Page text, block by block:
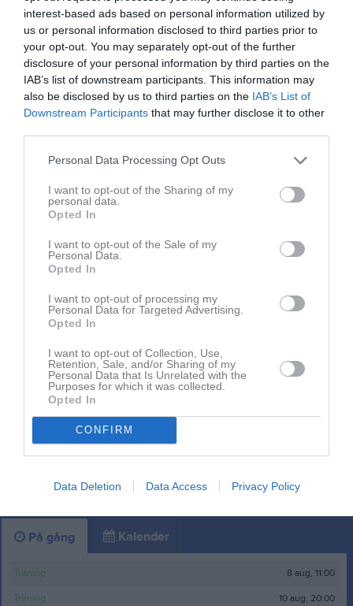
interest-based ads based on personal information utilized by
us or personal information disclosed to third parties prior to
your opt-out. You may separately opt-out of the further
disclosure of your personal information by third parties on the
IAB’s list of downstream participants. This information may
also be disclosed by us to third parties on the IAB’s List of
Downstream Participants that may further disclose it to other
Personal Data Processing Opt Outs
I want to opt-out of the Sharing of my
personal data.
Opted In
I want to opt-out of the Sale of my
Personal Data.
Opted In
I want to opt-out of processing my
Personal Data for Targeted Advertising.
Opted In
I want to opt-out of Collection, Use,
Retention, Sale, and/or Sharing of my
Personal Data that Is Unrelated with the
Purposes for which it was collected.
Opted In
CONFIRM
Data Deletion Data Access Privacy Policy
Senast uppladdade video
Spelövning i December
Spel på mindre yta, lekfullt.
Senast uppdaterade album
Spelbilder
På gång Kalender
Träning 8 aug, 11:00
Träning 10 aug, 20:00